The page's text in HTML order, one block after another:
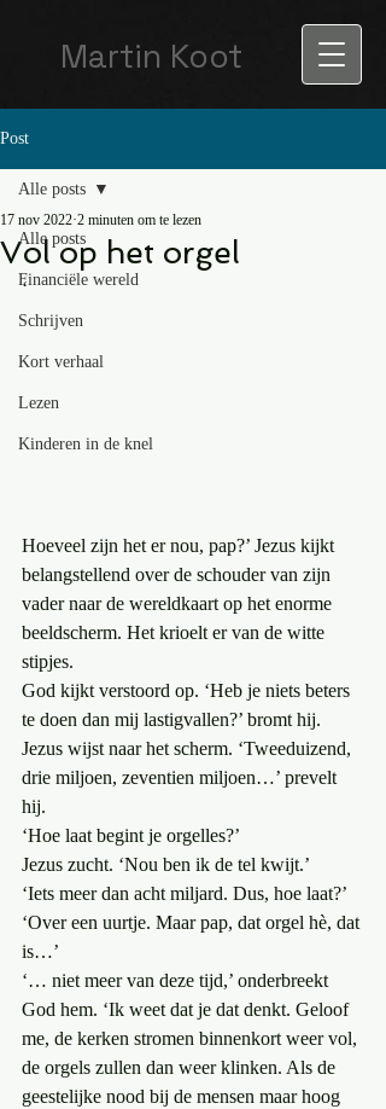
Martin Koot
Post
Alle posts
Financiële wereld
Schrijven
Kort verhaal
Lezen
Kinderen in de knel
Alle posts
Vol op het orgel
17 nov 2022 2 minuten om te lezen
‘
Hoeveel zijn het er nou, pap?’ Jezus kijkt
belangstellend over de schouder van zijn
vader naar de wereldkaart op het enorme
beeldscherm. Het krioelt er van de witte
stipjes.
God kijkt verstoord op. ‘Heb je niets beters
te doen dan mij lastigvallen?’ bromt hij.
Jezus wijst naar het scherm. ‘Tweeduizend,
drie miljoen, zeventien miljoen…’ prevelt
hij.
‘Hoe laat begint je orgelles?’
Jezus zucht. ‘Nou ben ik de tel kwijt.’
‘Iets meer dan acht miljard. Dus, hoe laat?’
‘Over een uurtje. Maar pap, dat orgel hè, dat
is…’
‘… niet meer van deze tijd,’ onderbreekt
God hem. ‘Ik weet dat je dat denkt. Geloof
me, de kerken stromen binnenkort weer vol,
de orgels zullen dan weer klinken. Als de
geestelijke nood bij de mensen maar hoog